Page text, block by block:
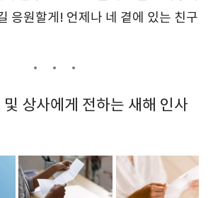
응원할게! 언제나 네 곁에 있는 친구
상사에게 전하는 새해 인사